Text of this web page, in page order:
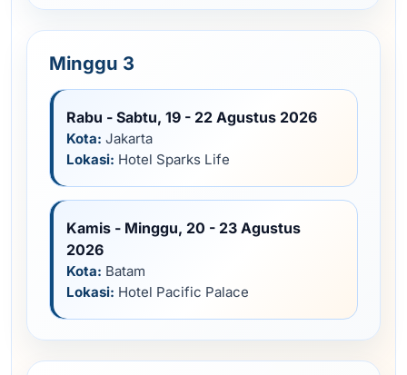
Minggu 3
Rabu - Sabtu, 19 - 22 Agustus 2026
Kota: Jakarta
Lokasi: Hotel Sparks Life
Kamis - Minggu, 20 - 23 Agustus
2026
Kota: Batam
Lokasi: Hotel Pacific Palace